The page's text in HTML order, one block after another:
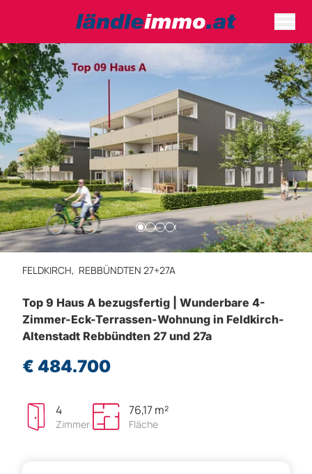
FELDKIRCH, REBBÜNDTEN 27+27A
Top 9 Haus A bezugsfertig | Wunderbare 4-
Zimmer-Eck-Terrassen-Wohnung in Feldkirch-
Altenstadt Rebbündten 27 und 27a
€ 484.700
4
Zimmer
76,17 m²
Fläche